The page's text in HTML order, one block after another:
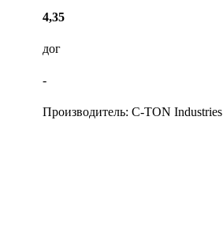
4,35
дог
-
Производитель: C-TON Industries